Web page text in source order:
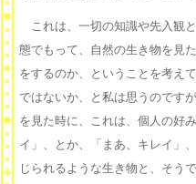
これは、一切の知識や先入観
態でもって、自然の生き物を見
をするのか、ということを考え
ではないか、と私は思うのです
を見た時に、これは、個人の好
イ」、とか、「まあ、キレイ」
じられるような生き物と、そう